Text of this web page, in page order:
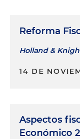
Reforma
Holland &
14 DE
Aspectos
Económico